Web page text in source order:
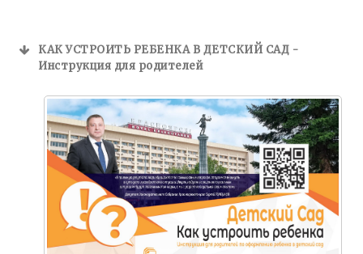
КАК УСТРОИТЬ РЕБЕНКА В ДЕТСКИЙ САД -
Инструкция для родителей